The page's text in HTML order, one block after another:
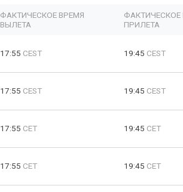
ФАКТИЧЕСКОЕ ВРЕМЯ
ВЫЛЕТА
ФАКТИЧЕСКОЕ
ПРИЛЕТА
17:55 CEST 19:45 CEST
17:55 CEST 19:45 CEST
17:55 CET 19:45 CET
17:55 CET 19:45 CET